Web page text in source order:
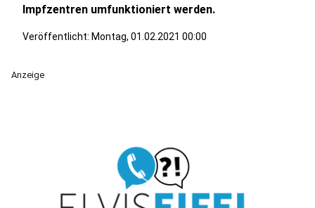
Impfzentren umfunktioniert werden.
Veröffentlicht: Montag, 01.02.2021 00:00
Anzeige